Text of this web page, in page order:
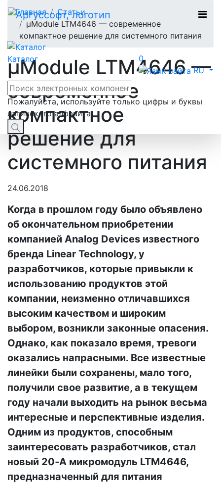
Каталог
Пожалуйста, используйте только цифры и буквы
латинского алфавита
0
RU
Главная
Статьи
μModule LTM4646 — современное
компактное решение для системного питания
μModule LTM4646 —
современное
компактное
решение для
системного питания
24.06.2018
Когда в прошлом году было объявлено
об окончательном приобретении
компанией Analog Devices известного
бренда Linear Technology, у
разработчиков, которые привыкли к
использованию продуктов этой
компании, неизменно отличавшихся
высоким качеством и широким
выбором, возникли законные опасения.
Однако, как показало время, тревоги
оказались напрасными. Все известные
линейки были сохранены, мало того,
получили свое развитие, а в текущем
году начали выходить на рынок весьма
интересные и перспективные изделия.
Одним из продуктов, способным
заинтересовать разработчиков, стал
новый 20‑А микромодуль LTM4646,
предназначенный для питания